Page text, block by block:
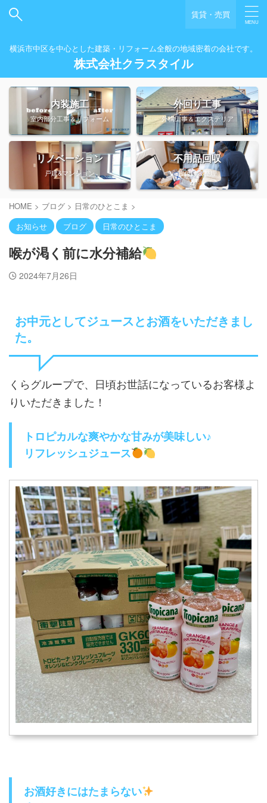
賃貸・売買
横浜市中区を中心とした建築・リフォーム全般の地域密着の会社です。
株式会社クラスタイル
内装施工
室内部分工事＆リフォーム
外回り工事
外構工事＆エクステリア
リノベーション
戸建&マンション
不用品回収
片付け＆整理
HOME > ブログ > 日常のひとこま >
お知らせ
ブログ 日常のひとこま
喉が渇く前に水分補給
2024年7月26日
お中元としてジュースとお酒をいただきまし
た。
くらグループで、日頃お世話になっているお客様よ
りいただきました！
トロピカルな爽やかな甘みが美味しい♪
リフレッシュジュース
お酒好きにはたまらない